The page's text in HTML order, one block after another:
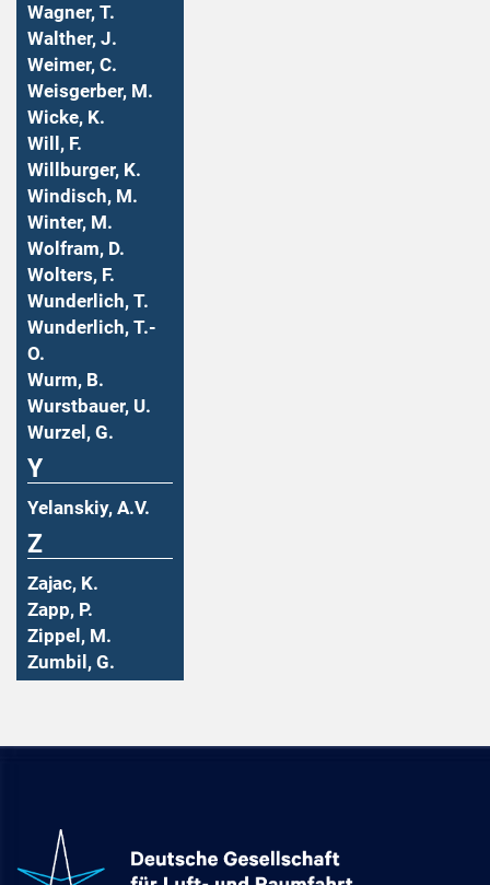
Wagner, T.
Walther, J.
Weimer, C.
Weisgerber, M.
Wicke, K.
Will, F.
Willburger, K.
Windisch, M.
Winter, M.
Wolfram, D.
Wolters, F.
Wunderlich, T.
Wunderlich, T.-
O.
Wurm, B.
Wurstbauer, U.
Wurzel, G.
Y
Yelanskiy, A.V.
Z
Zajac, K.
Zapp, P.
Zippel, M.
Zumbil, G.